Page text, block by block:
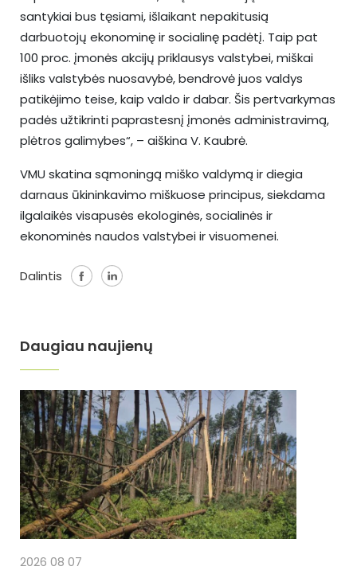
santykiai bus tęsiami, išlaikant nepakitusią
darbuotojų ekonominę ir socialinę padėtį. Taip pat
100 proc. įmonės akcijų priklausys valstybei, miškai
išliks valstybės nuosavybė, bendrovė juos valdys
patikėjimo teise, kaip valdo ir dabar. Šis pertvarkymas
padės užtikrinti paprastesnį įmonės administravimą,
plėtros galimybes“, – aiškina V. Kaubrė.
VMU skatina sąmoningą miško valdymą ir diegia
darnaus ūkininkavimo miškuose principus, siekdama
ilgalaikės visapusės ekologinės, socialinės ir
ekonominės naudos valstybei ir visuomenei.
Dalintis
Daugiau naujienų
2026 08 07